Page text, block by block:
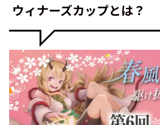
ウィナーズカップとは？